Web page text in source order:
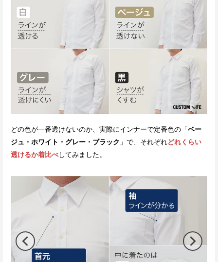
どの色が一番透けないのか、実際にインナーで定番色の「ベー
ジュ・ホワイト・グレー・ブラック 」で、それぞれどれくらい
透けるか着比べしてみました。